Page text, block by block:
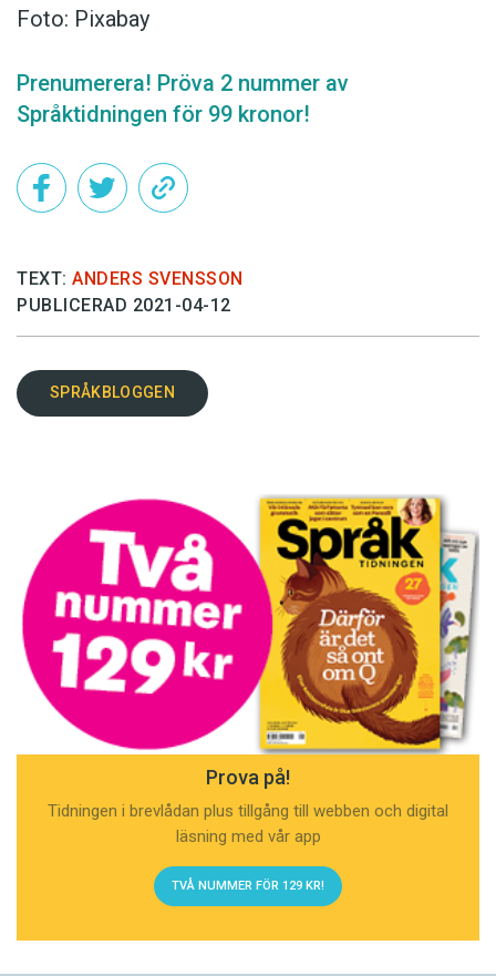
Foto: Pixabay
Prenumerera! Pröva 2 nummer av
Språktidningen för 99 kronor!
TEXT: ANDERS SVENSSON
PUBLICERAD 2021-04-12
SPRÅKBLOGGEN
Prova på!
Tidningen i brevlådan plus tillgång till webben och digital
läsning med vår app
TVÅ NUMMER FÖR 129 KR!